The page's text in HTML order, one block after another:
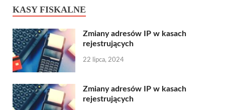
KASY FISKALNE
Zmiany adresów IP w kasach
rejestrujących
22 lipca, 2024
Zmiany adresów IP w kasach
rejestrujących